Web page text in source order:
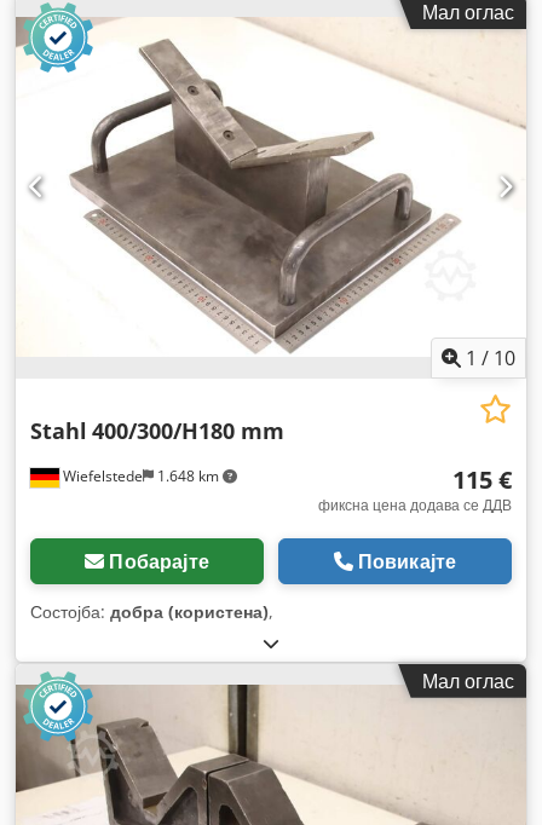
Мал оглас
1 / 10
Wiefelstede 1.648 km
Stahl 400/300/H180 mm
115 €
фиксна цена додава се ДДВ
Побарајте Повикајте
Состојба: добра (користена),
Мал оглас